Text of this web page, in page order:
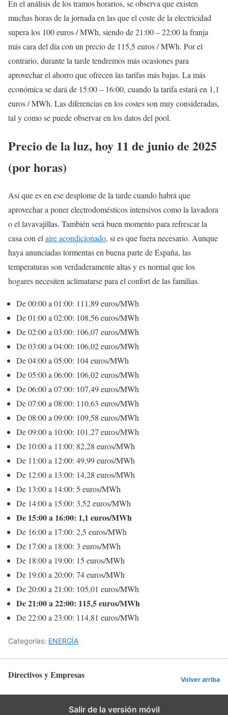
En el análisis de los tramos horarios, se observa que existen
muchas horas de la jornada en las que el coste de la electricidad
supera los 100 euros / MWh, siendo de 21:00 – 22:00 la franja
más cara del día con un precio de 115,5 euros / MWh. Por el
contrario, durante la tarde tendremos más ocasiones para
aprovechar el ahorro que ofrecen las tarifas más bajas. La más
económica se dará de 15:00 – 16:00, cuando la tarifa estará en 1,1
euros / MWh. Las diferencias en los costes son muy consideradas,
tal y como se puede observar en los datos del pool.
Precio de la luz, hoy 11 de junio de 2025
(por horas)
Así que es en ese desplome de la tarde cuando habrá que
aprovechar a poner electrodomésticos intensivos como la lavadora
o el lavavajillas. También será buen momento para refrescar la
casa con el aire acondicionado, si es que fuera necesario. Aunque
haya anunciadas tormentas en buena parte de España, las
temperaturas son verdaderamente altas y es normal que los
hogares necesiten aclimatarse para el confort de las familias.
De 00:00 a 01:00: 111,89 euros/MWh
De 01:00 a 02:00: 108,56 euros/MWh
De 02:00 a 03:00: 106,07 euros/MWh
De 03:00 a 04:00: 106,02 euros/MWh
De 04:00 a 05:00: 104 euros/MWh
De 05:00 a 06:00: 106,02 euros/MWh
De 06:00 a 07:00: 107,49 euros/MWh
De 07:00 a 08:00: 110,63 euros/MWh
De 08:00 a 09:00: 109,58 euros/MWh
De 09:00 a 10:00: 101,27 euros/MWh
De 10:00 a 11:00: 82,28 euros/MWh
De 11:00 a 12:00: 49,99 euros/MWh
De 12:00 a 13:00: 14,28 euros/MWh
De 13:00 a 14:00: 5 euros/MWh
De 14:00 a 15:00: 3,52 euros/MWh
De 15:00 a 16:00: 1,1 euros/MWh
De 16:00 a 17:00: 2,5 euros/MWh
De 17:00 a 18:00: 3 euros/MWh
De 18:00 a 19:00: 15 euros/MWh
De 19:00 a 20:00: 74 euros/MWh
De 20:00 a 21:00: 105,01 euros/MWh
De 21:00 a 22:00: 115,5 euros/MWh
De 22:00 a 23:00: 114,81 euros/MWh
Categorías: ENERGÍA
Directivos y Empresas Volver arriba
Salir de la versión móvil